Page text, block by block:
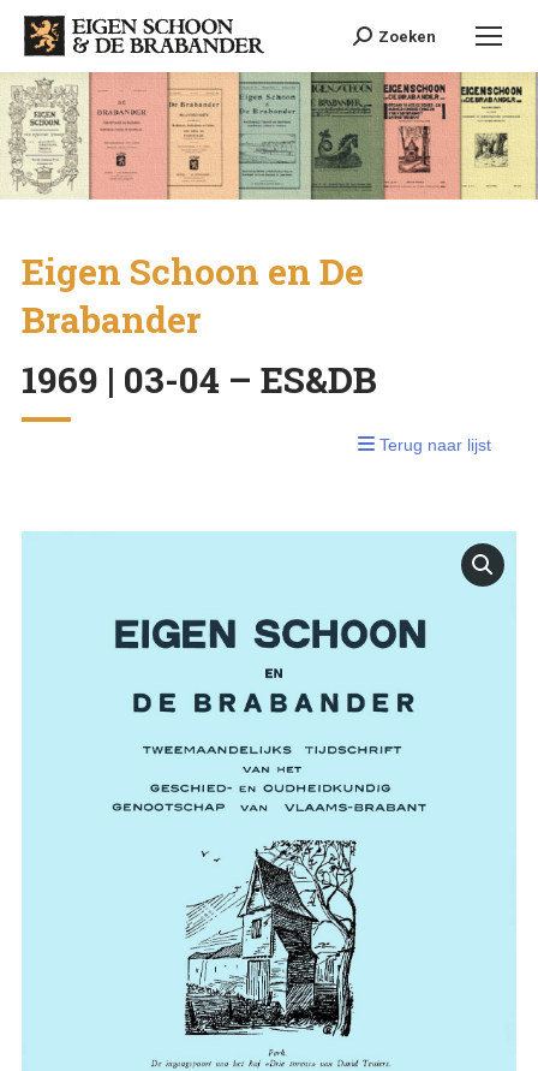
Search:Zoeken
Eigen Schoon en De
Brabander
1969 | 03-04 – ES&DB
Terug naar lijst